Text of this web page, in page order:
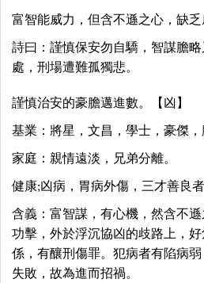
富智能威力，但含不遜之心，缺乏
詩曰：謹慎保安勿自驕，智謀膽
處，刑場遭難孤獨悲。
謹慎治安的豪膽邁進數。【凶】
基業：將星，文昌，學士，豪傑
家庭：親情遠淡，兄弟分離。
健康;凶病，胃病外傷，三才善良者
含義：富智謀，有心機，然含不
功擊，外於浮沉協凶的歧路上，
係，有釀刑傷罪。犯病者有陷病
失敗，故為進而招禍。